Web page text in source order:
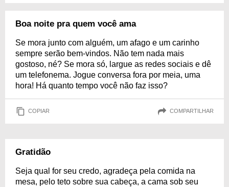
Boa noite pra quem você ama
Se mora junto com alguém, um afago e um carinho
sempre serão bem-vindos. Não tem nada mais
gostoso, né? Se mora só, largue as redes sociais e dê
um telefonema. Jogue conversa fora por meia, uma
hora! Há quanto tempo você não faz isso?
COPIAR COMPARTILHAR
Gratidão
Seja qual for seu credo, agradeça pela comida na
mesa, pelo teto sobre sua cabeça, a cama sob seu